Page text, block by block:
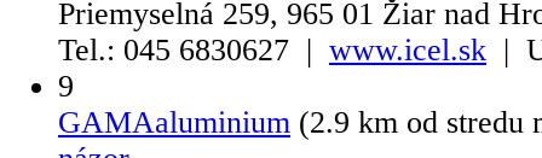
Priemyselná 259, 965 01 Žiar nad
Tel.: 045 6830627 | www.icel.sk |
9
GAMAaluminium (2.9 km od